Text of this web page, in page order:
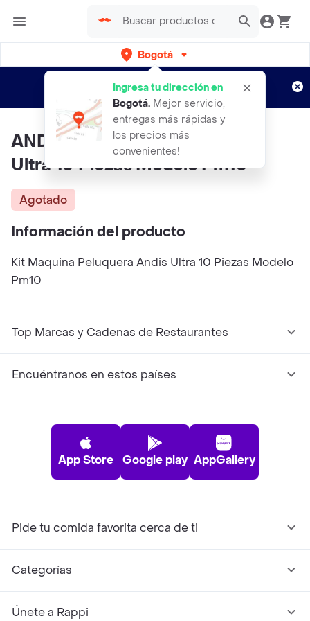
Bogotá
Ingresa tu dirección en
Bogotá. Mejor servicio,
entregas más rápidas y
los precios más
convenientes!
envíos gratis por semanas
Aplican TyC
ANDIS Kit Maquina Peluquera
Ultra 10 Piezas Modelo Pm10
Agotado
Información del producto
Kit Maquina Peluquera Andis Ultra 10 Piezas Modelo
Pm10
Top Marcas y Cadenas de Restaurantes
Encuéntranos en estos países
App Store Google play AppGallery
Pide tu comida favorita cerca de ti
Categorías
Únete a Rappi